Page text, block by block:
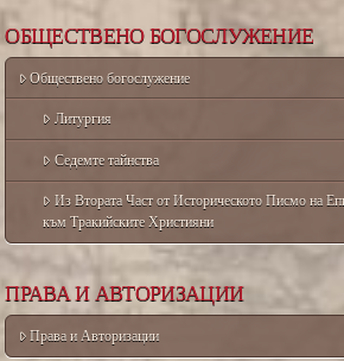
ОБЩЕСТВЕНО БОГОСЛУЖЕНИЕ
Обществено богослужение
Литургия
Седемте тайнства
Из Втората Част от Историческото Писмо на
към Тракийските Християни
ПРАВА И АВТОРИЗАЦИИ
Права и Авторизации